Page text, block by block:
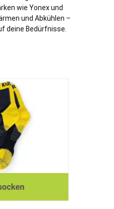
wie Yonex und
und Abkühlen –
deine Bedürfnisse.